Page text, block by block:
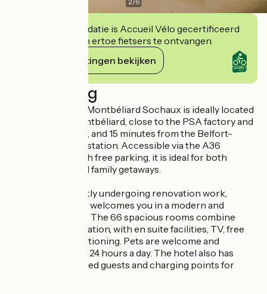
Deze accommodatie is Accueil Vélo gecertificeerd
en verbindt zich ertoe fietsers te ontvangen.
Haar verplichtingen bekijken
Beschrijving
The 3-star Kyriad Montbéliard Sochaux is ideally located
to the west of Montbéliard, close to the PSA factory and
the Bonal stadium, and 15 minutes from the Belfort-
Montbéliard TGV station. Accessible via the A36
motorway and with free parking, it is ideal for both
business trips and family getaways.
The hotel, currently undergoing renovation work,
remains open and welcomes you in a modern and
functional setting. The 66 spacious rooms combine
comfort and relaxation, with en suite facilities, TV, free
WiFi and air conditioning. Pets are welcome and
reception is open 24 hours a day. The hotel also has
facilities for disabled guests and charging points for